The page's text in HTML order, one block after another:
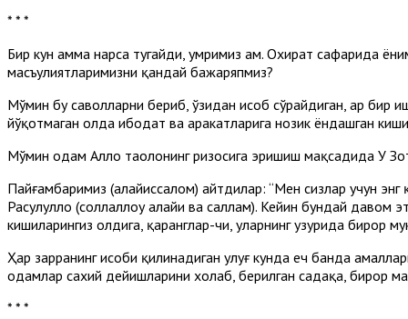
* * *
Бир кун ҳамма нарса тугайди, умримиз ҳам. Охират сафарида
масъулиятларимизни қандай бажаряпмиз?
Мўмин бу саволларни бериб, ўзидан ҳисоб сўрайдиган, ҳар бир
йўқотмаган ҳолда ибодат ва ҳаракатларига нозик ёндашган
Мўмин одам Аллоҳ таолонинг ризосига эришиш мақсадида У
Пайғамбаримиз (алайҳиссалом) айтдилар: “Мен сизлар учун
Расулуллоҳ (соллаллоҳу алайҳи ва саллам). Кейин бундай давом
кишиларингиз олдига, қаранглар-чи, уларнинг ҳузурида бирор
Ҳар зарранинг ҳисоби қилина­диган улуғ кунда ҳеч банда
одамлар сахий дейишларини хоҳлаб, берилган садақа, бирор
* * *